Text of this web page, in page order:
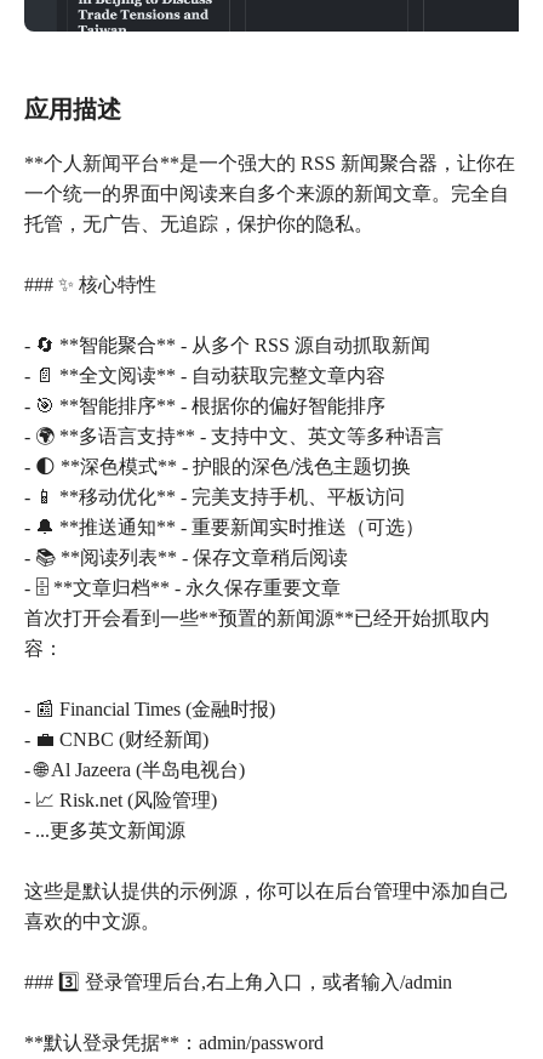
应用描述
**个人新闻平台**是一个强大的 RSS 新闻聚合器，让你在
一个统一的界面中阅读来自多个来源的新闻文章。完全自
托管，无广告、无追踪，保护你的隐私。
### ✨ 核心特性
- 🔄 **智能聚合** - 从多个 RSS 源自动抓取新闻
- 📄 **全文阅读** - 自动获取完整文章内容
- 🎯 **智能排序** - 根据你的偏好智能排序
- 🌍 **多语言支持** - 支持中文、英文等多种语言
- 🌓 **深色模式** - 护眼的深色/浅色主题切换
- 📱 **移动优化** - 完美支持手机、平板访问
- 🔔 **推送通知** - 重要新闻实时推送（可选）
- 📚 **阅读列表** - 保存文章稍后阅读
- 🗄️ **文章归档** - 永久保存重要文章
首次打开会看到一些**预置的新闻源**已经开始抓取内
容：
- 📰 Financial Times (金融时报)
- 💼 CNBC (财经新闻)
- 🌐 Al Jazeera (半岛电视台)
- 📈 Risk.net (风险管理)
- ...更多英文新闻源
这些是默认提供的示例源，你可以在后台管理中添加自己
喜欢的中文源。
### 3️⃣ 登录管理后台,右上角入口，或者输入/admin
**默认登录凭据**：admin/password